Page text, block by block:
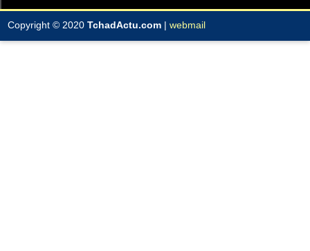
Copyright © 2020 TchadActu.com | webmail